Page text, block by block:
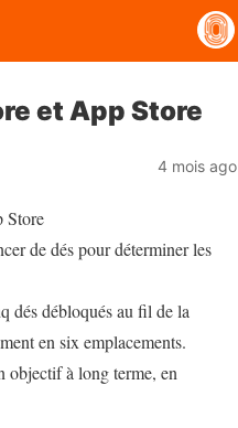
et App Store
4 mois ago
Store
de dés pour déterminer les
dés débloqués au fil de la
en six emplacements.
objectif à long terme, en